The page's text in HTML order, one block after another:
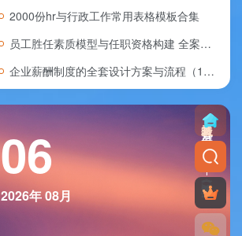
2000份hr与行政工作常用表格模板合集
员工胜任素质模型与任职资格构建 全案合集420
企业薪酬制度的全套设计方案与流程（107份）
06
2026年08月
晓看天色暮看云，行也思君，坐也思君。——明唐寅《一剪梅》